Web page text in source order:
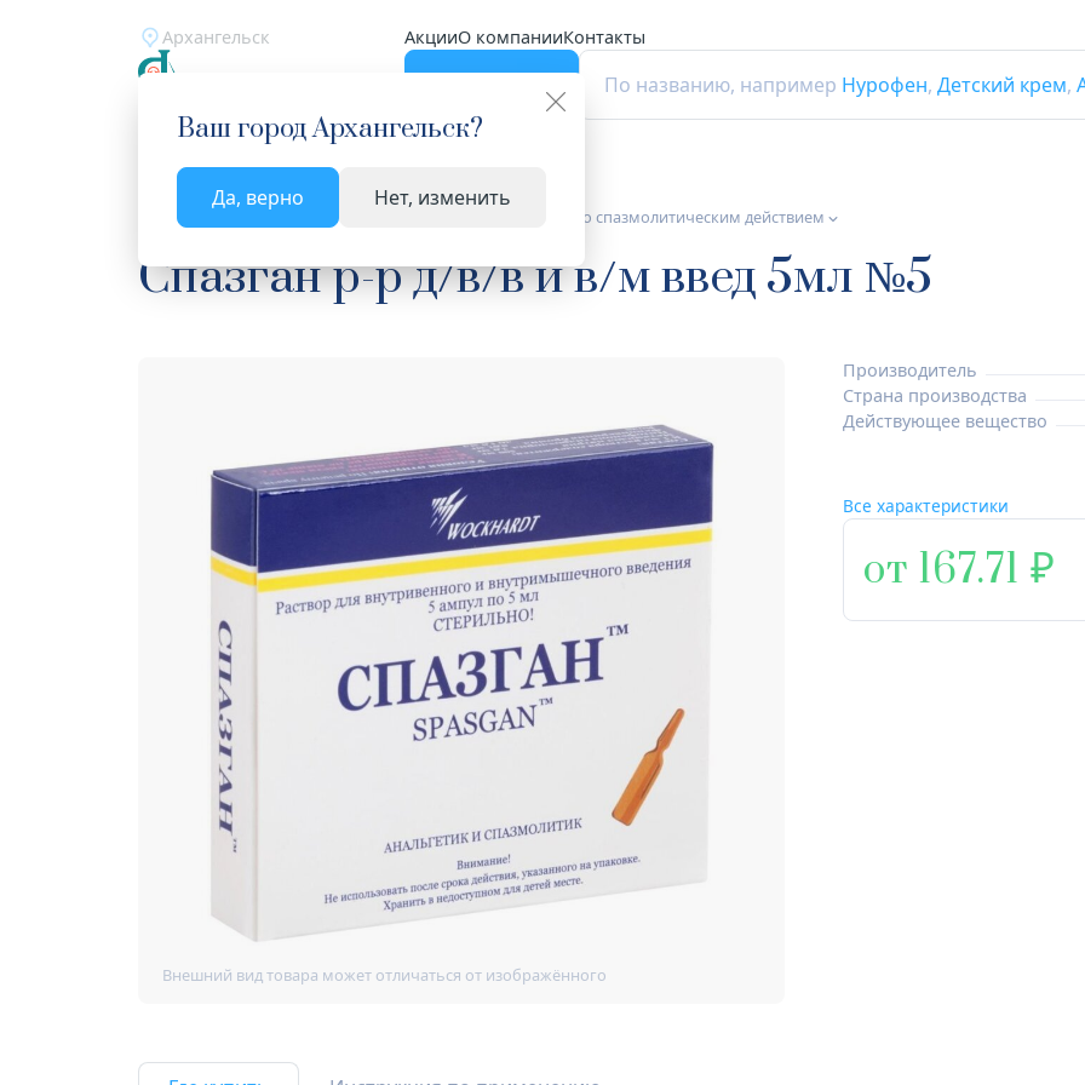
Архангельск АкцииО компанииКонтакты
По названию, например Нурофен, Детский крем,
Ваш городАрхангельск?
Да, верно Нет, изменить
Главная Каталог Лекарства и БАД Анальгетики со спазмолитическим действием
Спазган р-р д/в/в и в/м введ 5мл №5
Производитель
Страна производства
Действующее вещество
Все характеристики
от 167.71